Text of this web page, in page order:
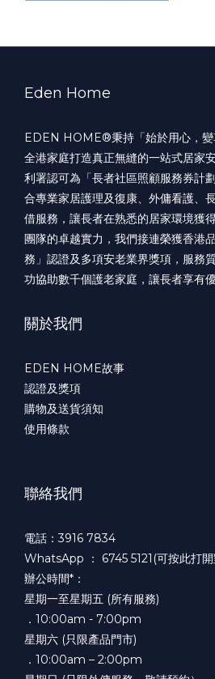
Eden Home
EDEN HOME®️秉持「始於用心，變
全港家庭打造真正無縫的一站式居家
利署認可為「長者社區照顧服務券計
合專業家居護理及復康、外傭看護、
借服務，讓長者在熟悉的居家環境獲
團隊的卓越實力，我們接連榮獲香港
務」認證及多項安老業界獎項，服務
功協助數千個護老家庭，讓長者享有
關於我們
EDEN HOME故事
認證及獎項
購物及送貨須知
使用條款
聯絡我們
電話：3916 7834
WhatsApp ： 6745 5121(可按此打
辦公時間*：
星期一至星期五 (所有服務)
．10:00am - 7:00pm
星期六 (只限產品門市)
．10:00am – 2:00pm